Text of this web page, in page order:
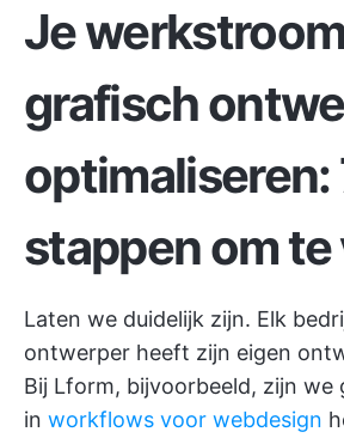
Je
grafisch
optimaliseren:
stappen om
Laten we duidelijk zijn. Elk
ontwerper heeft zijn eigen
Bij Lform, bijvoorbeeld, zijn we
in workflows voor webdesign